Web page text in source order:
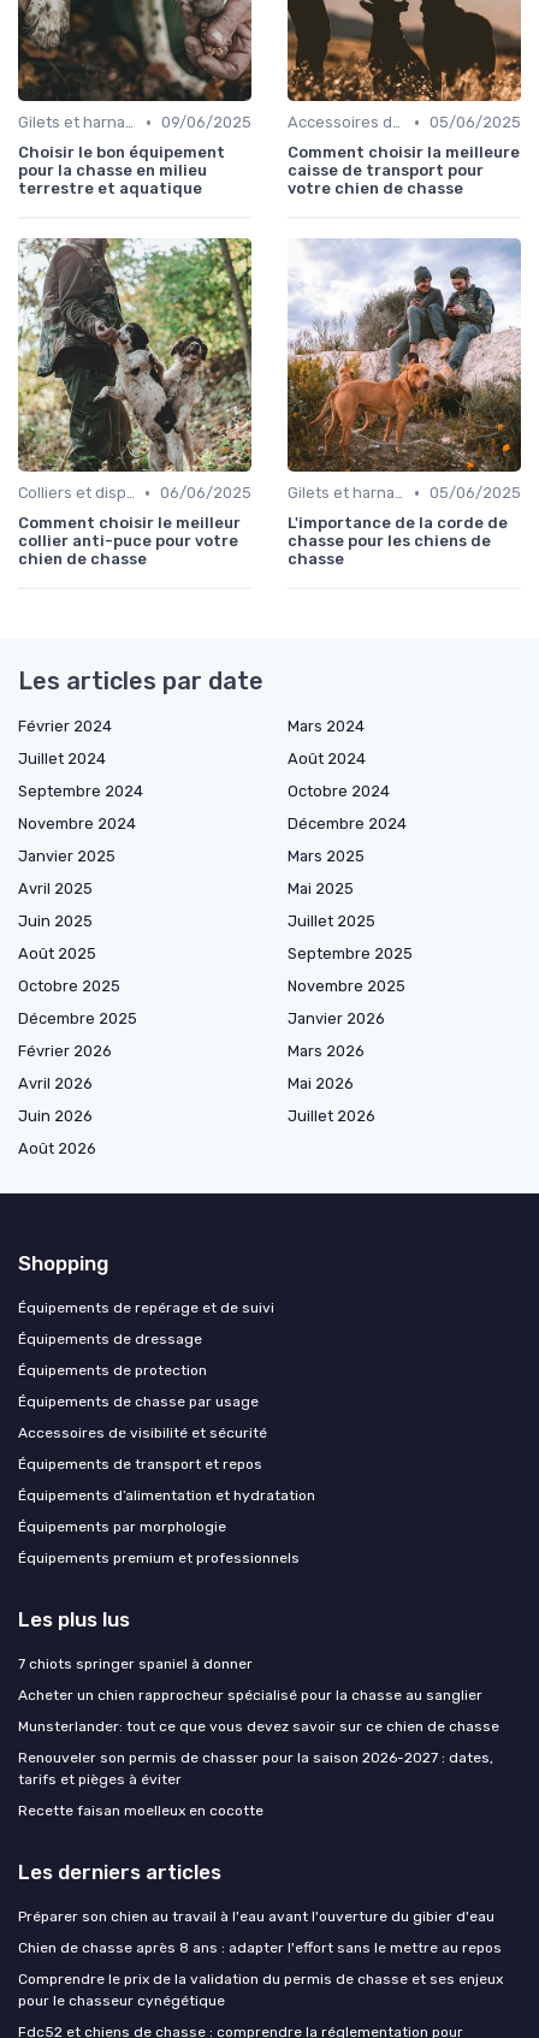
Gilets et harnais • 09/06/2025
Choisir le bon équipement
pour la chasse en milieu
terrestre et aquatique
Accessoires de transport • 05/06/2025
Comment choisir la meilleure
caisse de transport pour
votre chien de chasse
Colliers et dispositifs de suivi • 06/06/2025
Comment choisir le meilleur
collier anti-puce pour votre
chien de chasse
Gilets et harnais • 05/06/2025
L'importance de la corde de
chasse pour les chiens de
chasse
Les articles par date
Février 2024
Mars 2024
Juillet 2024
Août 2024
Septembre 2024
Octobre 2024
Novembre 2024
Décembre 2024
Janvier 2025
Mars 2025
Avril 2025
Mai 2025
Juin 2025
Juillet 2025
Août 2025
Septembre 2025
Octobre 2025
Novembre 2025
Décembre 2025
Janvier 2026
Février 2026
Mars 2026
Avril 2026
Mai 2026
Juin 2026
Juillet 2026
Août 2026
Shopping
Équipements de repérage et de suivi
Équipements de dressage
Équipements de protection
Équipements de chasse par usage
Accessoires de visibilité et sécurité
Équipements de transport et repos
Équipements d’alimentation et hydratation
Équipements par morphologie
Équipements premium et professionnels
Les plus lus
7 chiots springer spaniel à donner
Acheter un chien rapprocheur spécialisé pour la chasse au sanglier
Munsterlander: tout ce que vous devez savoir sur ce chien de chasse
Renouveler son permis de chasser pour la saison 2026-2027 : dates,
tarifs et pièges à éviter
Recette faisan moelleux en cocotte
Les derniers articles
Préparer son chien au travail à l'eau avant l'ouverture du gibier d'eau
Chien de chasse après 8 ans : adapter l'effort sans le mettre au repos
Comprendre le prix de la validation du permis de chasse et ses enjeux
pour le chasseur cynégétique
Fdc52 et chiens de chasse : comprendre la réglementation pour